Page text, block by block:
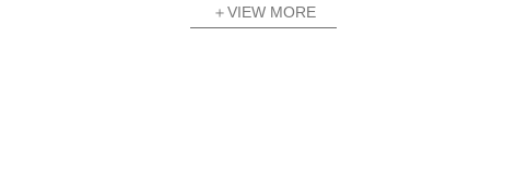
＋VIEW MORE